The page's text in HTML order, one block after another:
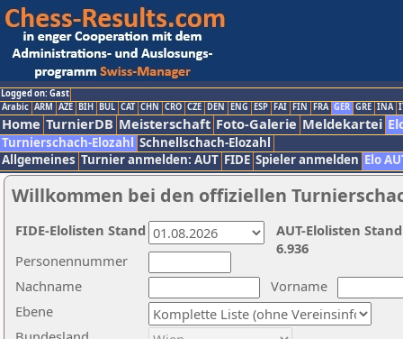
Logged on: Gast
Arabic ARM AZE BIH BUL CAT CHN CRO CZE DEN ENG ESP FAI FIN FRA GER GRE INA
Home TurnierDB Meisterschaft Foto-Galerie Meldekartei
Turnierschach-Elozahl Schnellschach-Elozahl
Allgemeines Turnier anmelden: AUT FIDE Spieler anmelden Elo
Willkommen bei den offiziellen
Nachname
Vorname
Ebene
Personennummer
AUT-Elolisten
6.936
FIDE-Elolisten Stand